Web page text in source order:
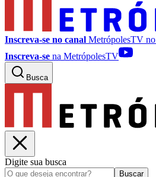
Inscreva-se no canal MetrópolesTV no
Inscreva-se na MetrópolesTV
Busca
Digite sua busca
Buscar